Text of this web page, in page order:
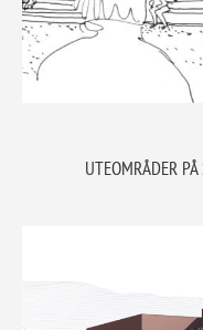
UTEOMRÅDER